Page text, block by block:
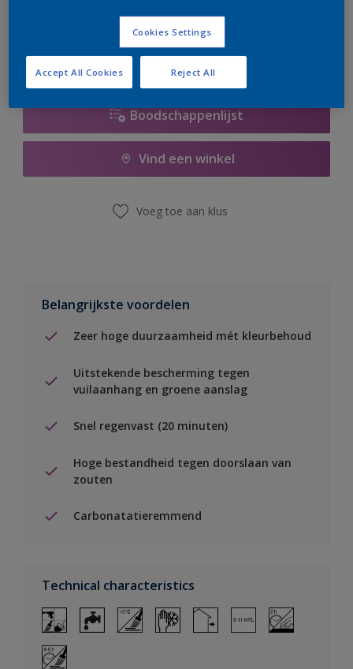
er hard aan om de voorraad aan te vullen.
Boodschappenlijst
Vind een winkel
Voeg toe aan klus
Belangrijkste voordelen
Zeer hoge duurzaamheid mét kleurbehoud
Uitstekende bescherming tegen
vuilaanhang en groene aanslag
Snel regenvast (20 minuten)
Hoge bestandheid tegen doorslaan van
zouten
Carbonatatieremmend
Technical characteristics
Cookies Settings
Reject All
Accept All Cookies